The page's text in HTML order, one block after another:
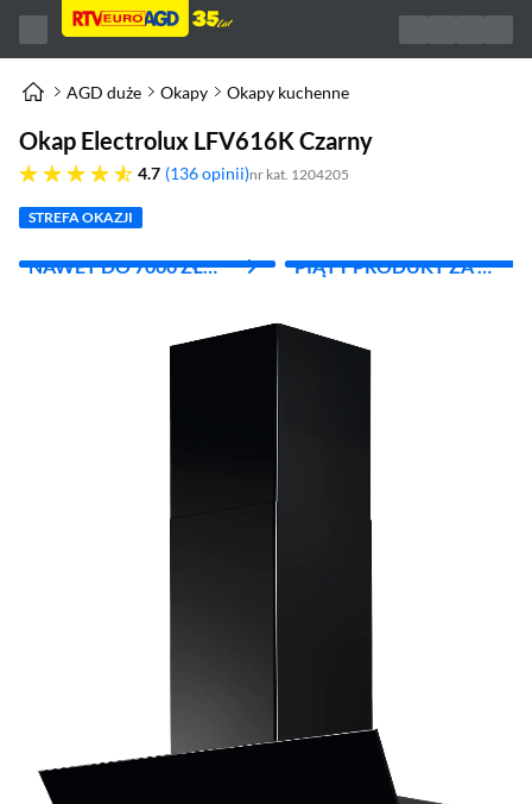
AGD duże Okapy Okapy kuchenne
Okap Electrolux LFV616K Czarny
4.7
4.7 gwiazdek 136 opinii nr kat. 1204205
STREFA OKAZJI
NAWET DO 7000 ZŁ
PIĄTY PRODUKT ZA 1